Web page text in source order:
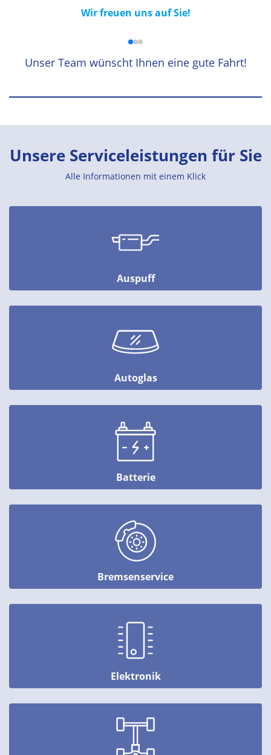
Wir freuen uns auf Sie!
Unser Team wünscht Ihnen eine gute Fahrt!
Unsere Serviceleistungen für Sie
Alle Informationen mit einem Klick
Auspuff
Autoglas
Batterie
Bremsenservice
Elektronik